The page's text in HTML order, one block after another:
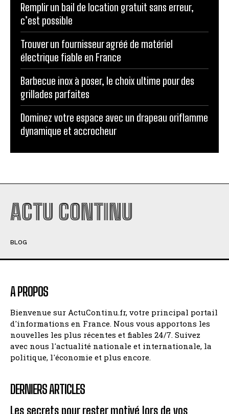
Remplir un bail de location gratuit sans erreur,
c’est possible
Trouver un fournisseur agréé de matériel
électrique fiable en France
Barbecue inox à poser, le choix ultime pour des
grillades parfaites
Dominez votre espace avec un drapeau oriflamme
dynamique et accrocheur
ACTU CONTINU
BLOG
A PROPOS
Bienvenue sur ActuContinu.fr, votre principal portail
d'informations en France. Nous vous apportons les
nouvelles les plus récentes et fiables 24/7. Suivez
avec nous l'actualité nationale et internationale, la
politique, l'économie et plus encore.
DERNIERS ARTICLES
Les secrets pour rester motivé lors de vos